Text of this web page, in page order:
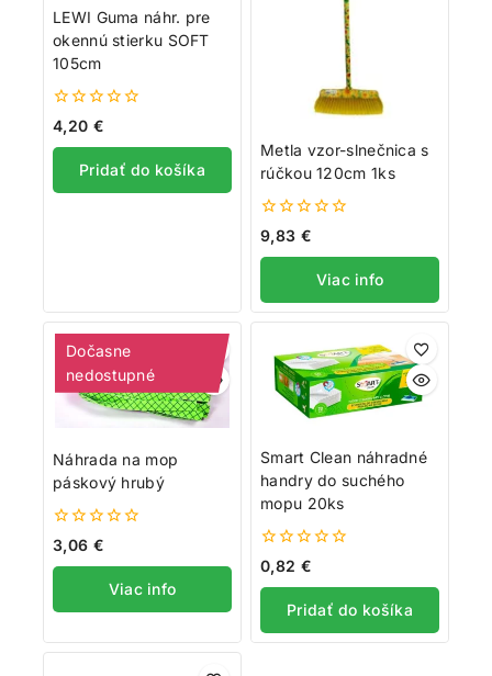
LEWI Guma náhr. pre
okennú stierku SOFT
105cm
0
5
4,20 €
Pridať do košíka
Metla vzor-slnečnica s
rúčkou 120cm 1ks
0
z
5
9,83 €
Viac info
Dočasne
nedostupné
Náhrada na mop
páskový hrubý
0
z
5
3,06 €
Viac info
Smart Clean náhradné
handry do suchého
mopu 20ks
0
z
5
0,82 €
Pridať do košíka